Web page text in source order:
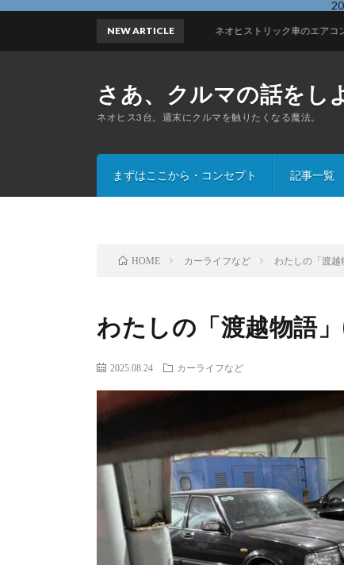
さあ、クルマの話をし
ネオヒス3台。週末にクルマを触りたくなる魔法。
まずはここから・コンセプト 記事一覧
NEW ARTICLEネオヒストリック車のエアコン事情③180SX
HOME カーライフなど わたしの「渡越
わたしの「渡越物語
2025.08.24 カーライフなど